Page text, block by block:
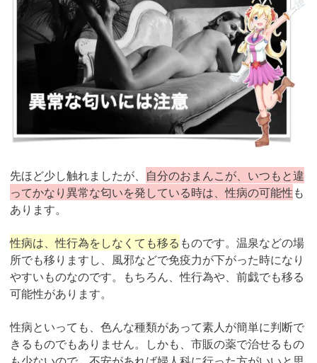
先ほど少し触れましたが、 自分のおまんこが、いつもと違
ってかなり異常な匂いを発している時は、性病の可能性も
あります。
性病は、性行為をしなくても移る ものです。温泉などの場
所でも移りますし、風邪などで免疫力が下がった時になり
やすいものなのです。もちろん、性行為や、前戯でも移る
可能性があります。
性病といっても、色んな種類があって素人が簡単に判断で
きるものでもありません。しかも、市販の薬で治せるもの